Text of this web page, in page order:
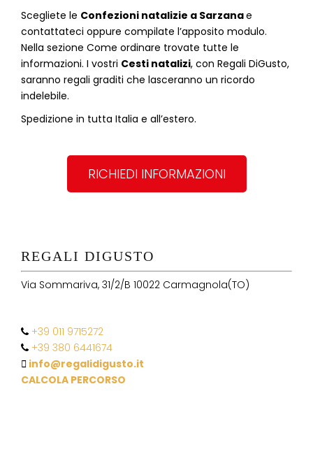
Scegliete le Confezioni natalizie a Sarzanae
contattateci oppure compilate l’apposito modulo.
Nella sezione Come ordinare trovate tutte le
informazioni. I vostri Cesti natalizi, con Regali DiGusto,
saranno regali graditi che lasceranno un ricordo
indelebile.
Spedizione in tutta Italia e all’estero.
RICHIEDI INFORMAZIONI
REGALI DIGUSTO
Via Sommariva, 31/2/B 10022 Carmagnola(TO)
+39 011 9715272
+39 380 6441674
info@regalidigusto.it
CALCOLA PERCORSO